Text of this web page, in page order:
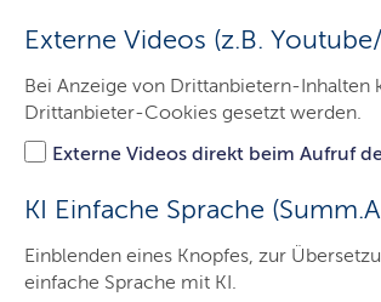
Externe Videos (z.B.
Bei Anzeige von Drittanbietern-Inhalten
Drittanbieter-Cookies gesetzt werden.
Externe Videos direkt beim Aufruf
KI Einfache Sprache
Einblenden eines Knopfes, zur
einfache Sprache mit KI.
Veranstaltungen zum Mitmachen ein.